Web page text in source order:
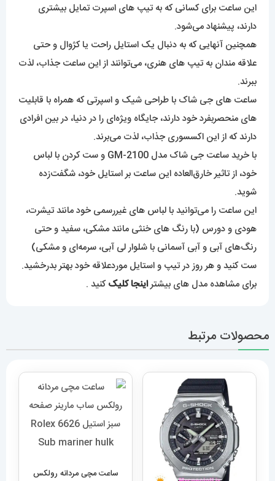
این ساعت برای کسانی که به تیپ های اسپرت تمایل بیشتری
دارند، پیشنهاد می‌شود.
همچنین آنهایی که به دنبال یک استایل راحت یا کژوال و حتی
علاقه مندان به تیپ های هنری، می‌توانند از این ساعت جذاب، لذت
ببرند.
ساعت های جی شاک با طراحی شیک و اسپرتی که همراه با قابلیت
های منحصربفرد خود دارند، جایگاه ویژه‌ای را در دنیا، در بین افرادی
دارند که از این اکسسوری جذاب، لذت می‌برند.
با خرید ساعت جی شاک مدل GM-2100 و ست کردن با لباس
خود، از تاثیر خارق‌العاده این ساعت بر استایل خود، شگفت‌زده
شوید.
این ساعت را می‌توانید با لباس های غیررسمی خود مانند تیشرت،
هودی و دورس (با رنگ های خنثی مانند مشکی، سفید و حتی
رنگ‌های آبی و آبی آسمانی با شلوار لی آبی، سرمه‌ای و مشکی)
ست کنید و هر روز در تیپ و استایل موردعلاقه خود بهتر بدرخشید.
برای مشاهده مدل های بیشتراینجا کلیککنید .
محصولات مرتبط
ساعت مچی مردانه رولکس